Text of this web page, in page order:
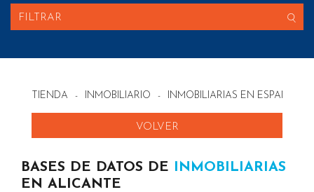
FILTRAR
TIENDA - INMOBILIARIO - INMOBILIARIAS EN ESPAÑA
VOLVER
BASES DE DATOS DE INMOBILIARIAS
EN ALICANTE